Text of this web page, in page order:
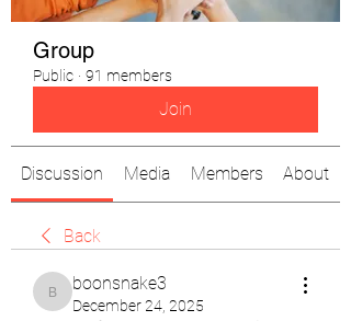
Group
Public · 91 members
Join
Discussion Media Members About
Back
boonsnake3
boonsnake3
December 24, 2025